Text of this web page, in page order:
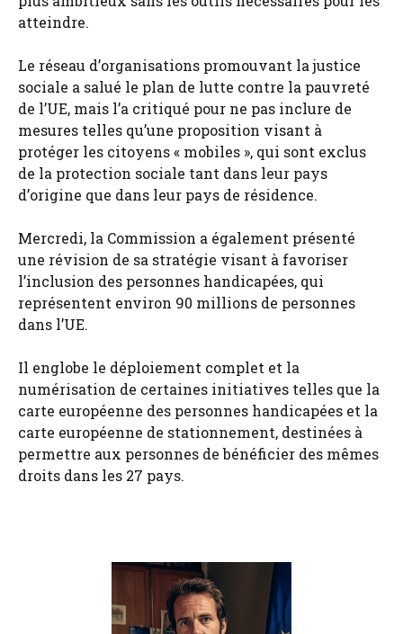
atteindre.
Le réseau d’organisations promouvant la justice
sociale a salué le plan de lutte contre la pauvreté
de l’UE, mais l’a critiqué pour ne pas inclure de
mesures telles qu’une proposition visant à
protéger les citoyens « mobiles », qui sont exclus
de la protection sociale tant dans leur pays
d’origine que dans leur pays de résidence.
Mercredi, la Commission a également présenté
une révision de sa stratégie visant à favoriser
l’inclusion des personnes handicapées, qui
représentent environ 90 millions de personnes
dans l’UE.
Il englobe le déploiement complet et la
numérisation de certaines initiatives telles que la
carte européenne des personnes handicapées et la
carte européenne de stationnement, destinées à
permettre aux personnes de bénéficier des mêmes
droits dans les 27 pays.